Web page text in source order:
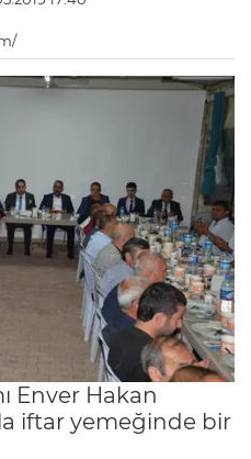
Enver Hakan
iftar yemeğinde bir